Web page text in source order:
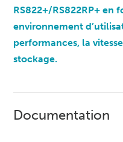
RS822+/RS822RP+ en
environnement
performances, la
stockage.
Documentation